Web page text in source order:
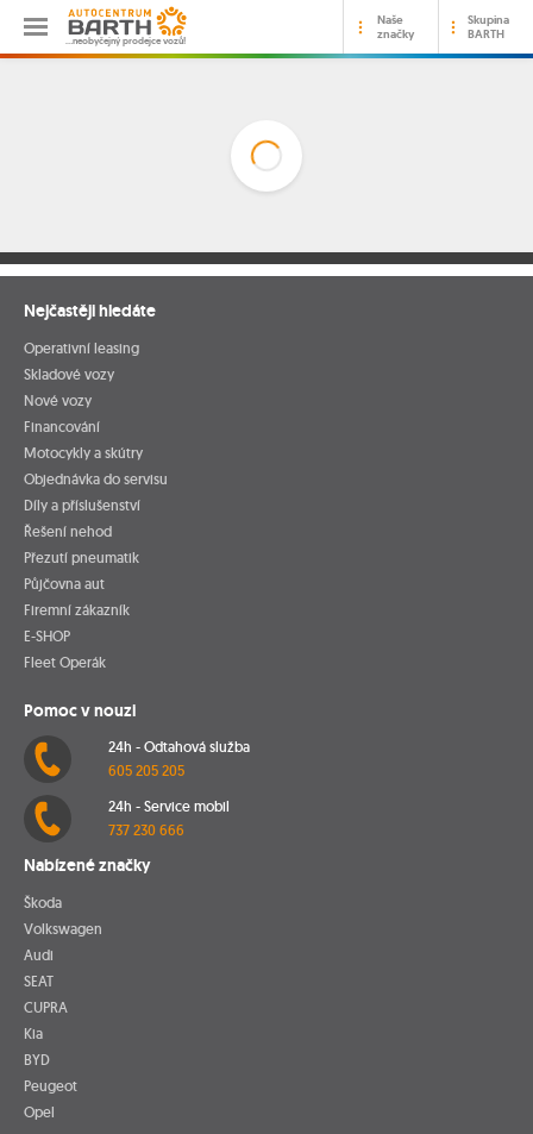
…neobyčejný prodejce vozů!
Naše
značky
Skupina
BARTH
Nejčastěji hledáte
Operativní leasing
Skladové vozy
Nové vozy
Financování
Motocykly a skútry
Objednávka do servisu
Díly a příslušenství
Řešení nehod
Přezutí pneumatik
Půjčovna aut
Firemní zákazník
E-SHOP
Fleet Operák
Pomoc v nouzi
24h - Odtahová služba
605 205 205
24h - Service mobil
737 230 666
Nabízené značky
Škoda
Volkswagen
Audi
SEAT
CUPRA
Kia
BYD
Peugeot
Opel